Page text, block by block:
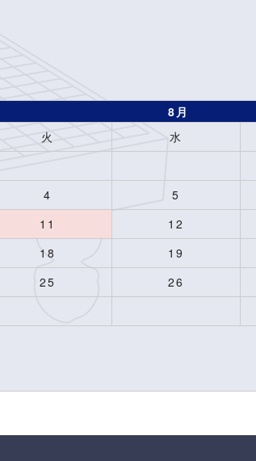
8月
火 水
4 5
11 12
18 19
25 26